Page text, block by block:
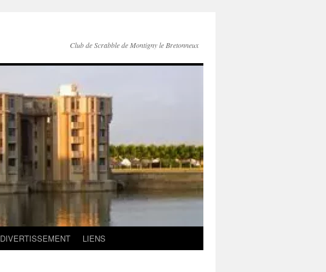
Club de Scrabble de Montigny le Bretonneux
DIVERTISSEMENT LIENS